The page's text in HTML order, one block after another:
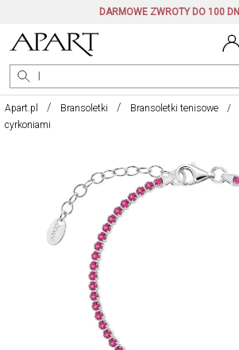
DARMOWE ZWROTY DO 100 DNI
Apart.pl Bransoletki Bransoletki tenisowe
cyrkoniami